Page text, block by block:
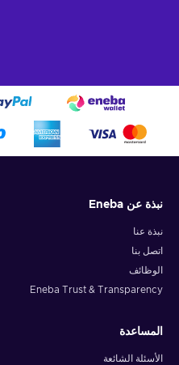
نبذة عن Eneba
نبذة عنا
اتصل بنا
الوظائف
Eneba Trust & Transparency
المساعدة
الأسئلة الشائعة